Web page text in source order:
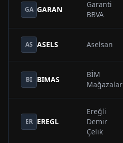
GA GARAN
Garanti
BBVA
AS ASELS Aselsan
BI BIMAS
BİM
Mağazalar
ER EREGL
Ereğli
Demir
Çelik